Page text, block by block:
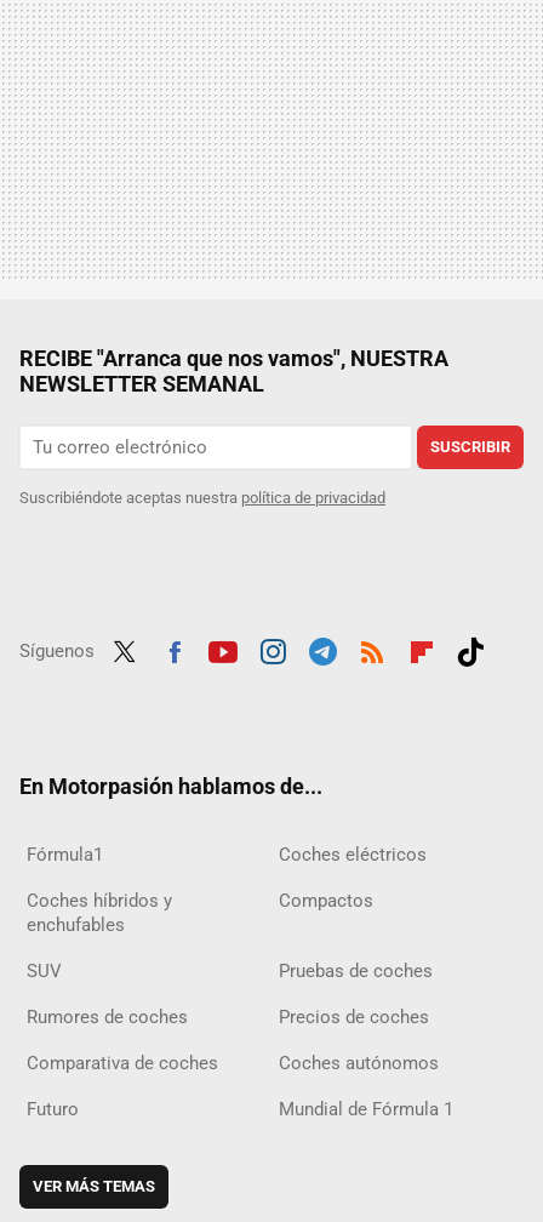
RECIBE "Arranca que nos vamos", NUESTRA
NEWSLETTER SEMANAL
SUSCRIBIR
Suscribiéndote aceptas nuestra política de privacidad
Síguenos
En Motorpasión hablamos de...
Fórmula1 Coches eléctricos
Coches híbridos y
enchufables
Compactos
SUV Pruebas de coches
Rumores de coches Precios de coches
Comparativa de coches Coches autónomos
Futuro Mundial de Fórmula 1
VER MÁS TEMAS